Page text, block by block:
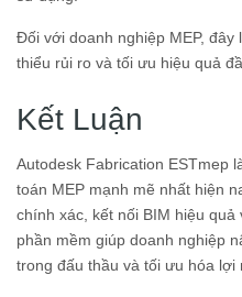
Đối với doanh nghiệp MEP,
thiểu rủi ro và tối ưu hiệu quả
Kết Luận
Autodesk Fabrication ESTmep
toán MEP mạnh mẽ nhất hiện
chính xác, kết nối BIM hiệu
phần mềm giúp doanh nghiệp
trong đấu thầu và tối ưu hóa lợi